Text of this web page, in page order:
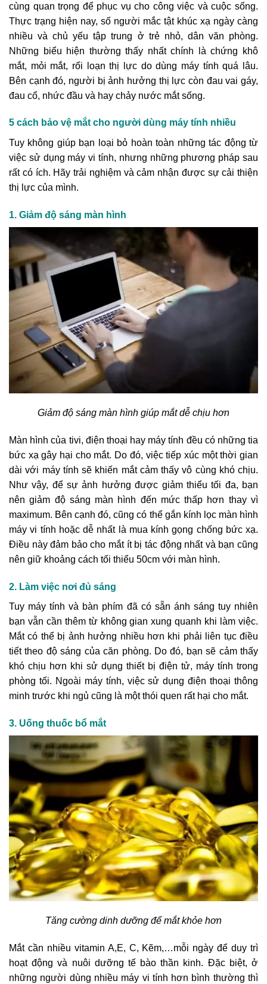
cùng quan trọng để phục vụ cho công việc và cuộc sống.
Thực trạng hiện nay, số người mắc tật khúc xạ ngày càng
nhiều và chủ yếu tập trung ở trẻ nhỏ, dân văn phòng.
Những biểu hiện thường thấy nhất chính là chứng khô
mắt, mỏi mắt, rối loạn thị lực do dùng máy tính quá lâu.
Bên cạnh đó, người bị ảnh hưởng thị lực còn đau vai gáy,
đau cổ, nhức đầu và hay chảy nước mắt sống.
5 cách bảo vệ mắt cho người dùng máy tính nhiều
Tuy không giúp bạn loại bỏ hoàn toàn những tác động từ
việc sử dụng máy vi tính, nhưng những phương pháp sau
rất có ích. Hãy trải nghiệm và cảm nhận được sự cải thiện
thị lực của mình.
1. Giảm độ sáng màn hình
Giảm độ sáng màn hình giúp mắt dễ chịu hơn
Màn hình của tivi, điện thoại hay máy tính đều có những tia
bức xạ gây hại cho mắt. Do đó, việc tiếp xúc một thời gian
dài với máy tính sẽ khiến mắt cảm thấy vô cùng khó chịu.
Như vậy, để sự ảnh hưởng được giảm thiểu tối đa, bạn
nên giảm độ sáng màn hình đến mức thấp hơn thay vì
maximum. Bên cạnh đó, cũng có thể gắn kính lọc màn hình
máy vi tính hoặc dễ nhất là mua kính gọng chống bức xạ.
Điều này đảm bảo cho mắt ít bị tác động nhất và bạn cũng
nên giữ khoảng cách tối thiểu 50cm với màn hình.
2. Làm việc nơi đủ sáng
Tuy máy tính và bàn phím đã có sẵn ánh sáng tuy nhiên
bạn vẫn cần thêm từ không gian xung quanh khi làm việc.
Mắt có thể bị ảnh hưởng nhiều hơn khi phải liên tục điều
tiết theo độ sáng của căn phòng. Do đó, bạn sẽ cảm thấy
khó chịu hơn khi sử dụng thiết bị điện tử, máy tính trong
phòng tối. Ngoài máy tính, việc sử dụng điện thoại thông
minh trước khi ngủ cũng là một thói quen rất hại cho mắt.
3. Uống thuốc bổ mắt
Tăng cường dinh dưỡng để mắt khỏe hơn
Mắt cần nhiều vitamin A,E, C, Kẽm,…mỗi ngày để duy trì
hoạt động và nuôi dưỡng tế bào thần kinh. Đặc biệt, ở
những người dùng nhiều máy vi tính hơn bình thường thì